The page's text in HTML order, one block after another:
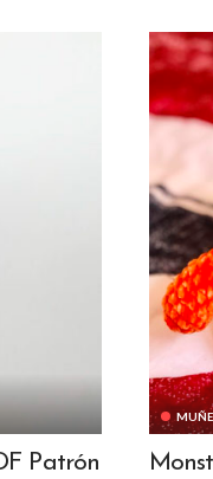
Patrón